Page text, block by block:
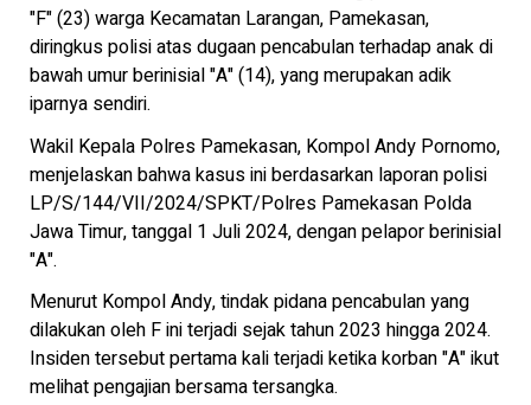
"F" (23) warga Kecamatan Larangan, Pamekasan,
diringkus polisi atas dugaan pencabulan terhadap anak di
bawah umur berinisial "A" (14), yang merupakan adik
iparnya sendiri.
Wakil Kepala Polres Pamekasan, Kompol Andy Pornomo,
menjelaskan bahwa kasus ini berdasarkan laporan polisi
LP/S/144/VII/2024/SPKT/Polres Pamekasan Polda
Jawa Timur, tanggal 1 Juli 2024, dengan pelapor berinisial
"A".
Menurut Kompol Andy, tindak pidana pencabulan yang
dilakukan oleh F ini terjadi sejak tahun 2023 hingga 2024.
Insiden tersebut pertama kali terjadi ketika korban "A" ikut
melihat pengajian bersama tersangka.